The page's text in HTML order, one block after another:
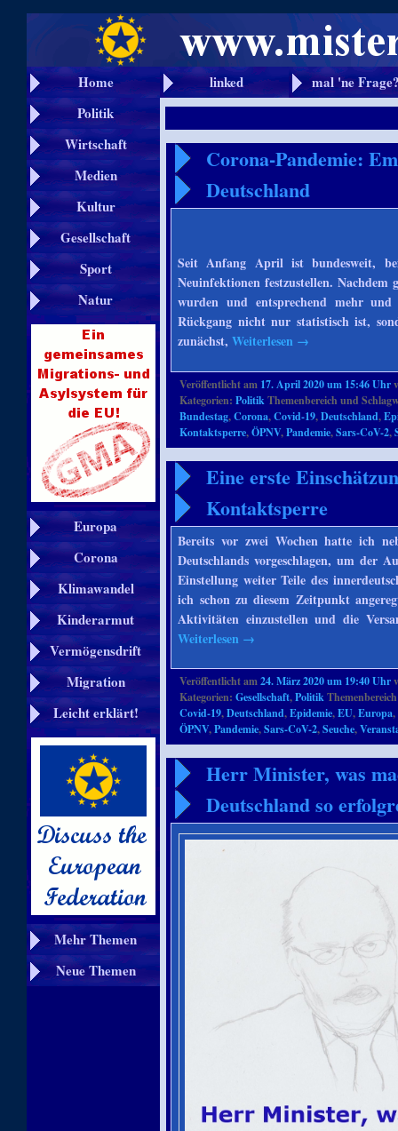
Home linked
mal 'ne
Politik
Wirtschaft
Medien
Kultur
Gesellschaft
Sport
Natur
Europa
Corona
Klimawandel
Kinderarmut
Vermögensdrift
Migration
Leicht erklärt!
Mehr Themen
Neue Themen
Corona-Pandemie:
Deutschland
Seit Anfang April ist bundesweit,
Neuinfektionen festzustellen.
wurden und entsprechend mehr und
Rückgang nicht nur statistisch ist,
zunächst,Weiterlesen →
Veröffentlicht am 17. April 2020 um 15:46 Uhr
Kategorien:PolitikThemenbereich und
Bundestag,Corona,Covid-19,Deutschland,
Kontaktsperre,ÖPNV,Pandemie,Sars-CoV-2,
Eine erste
Kontaktsperre
Bereits vor zwei Wochen hatte ich
Deutschlands vorgeschlagen, um der
Einstellung weiter Teile des
ich schon zu diesem Zeitpunkt
Aktivitäten einzustellen und die
Weiterlesen →
Veröffentlicht am24. März 2020 um 19:40 Uhr
Kategorien:Gesellschaft,Politik
Covid-19,Deutschland,Epidemie,EU,Europa,
ÖPNV,Pandemie,Sars-CoV-2,Seuche,
Herr Minister, was
Deutschland so